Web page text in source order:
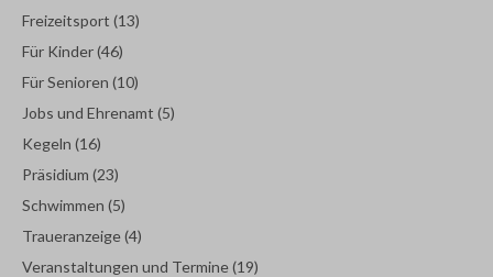
Freizeitsport (13)
Für Kinder(46)
Für Senioren (10)
Jobs und Ehrenamt (5)
Kegeln (16)
Präsidium (23)
Schwimmen (5)
Traueranzeige(4)
Veranstaltungen und Termine(19)